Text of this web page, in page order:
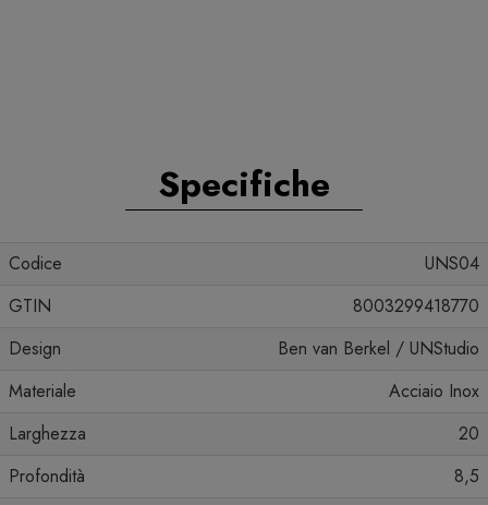
Specifiche
Codice
UNS04
GTIN
8003299418770
Design
Ben van Berkel / UNStudio
Materiale
Acciaio Inox
Larghezza
20
Profondità
8,5